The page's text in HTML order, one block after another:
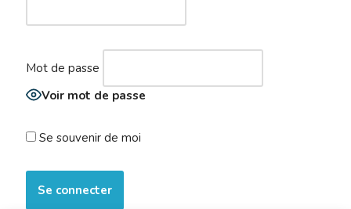
Mot de passe
Voir mot de passe
Se souvenir de moi